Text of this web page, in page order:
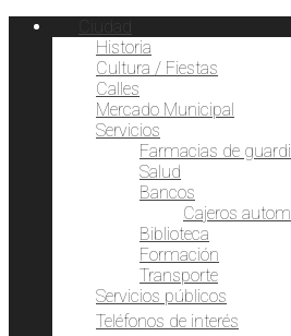
Ciudad
Historia
Cultura / Fiestas
Calles
Mercado Municipal
Servicios
Farmacias de
Salud
Bancos
Cajeros
Biblioteca
Formación
Transporte
Servicios públicos
Teléfonos de interés